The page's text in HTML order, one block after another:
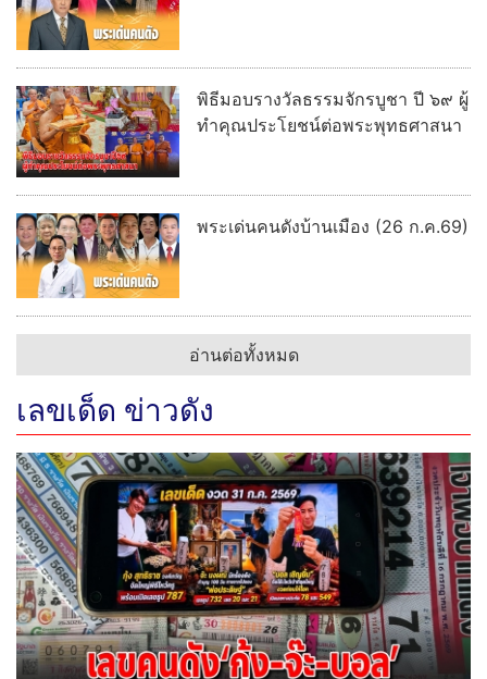
พิธีมอบรางวัลธรรมจักรบูชา ปี ๖๙ ผู้
ทำคุณประโยชน์ต่อพระพุทธศาสนา
พระเด่นคนดังบ้านเมือง (26 ก.ค.69)
อ่านต่อทั้งหมด
เลขเด็ด ข่าวดัง